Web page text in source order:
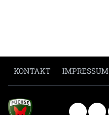
KONTAKT IMPRESSUM